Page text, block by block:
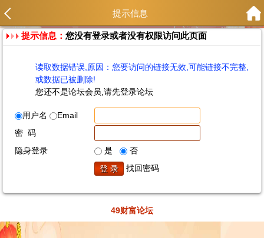
提示信息
提示信息：您没有登录或者没有权限访问此页面
读取数据错误,原因：您要访问的链接无效,可能链接不完整,
或数据已被删除!
您还不是论坛会员,请先登录论坛
用户名
Email
密 码
隐身登录
是
否
找回密码
49财富论坛